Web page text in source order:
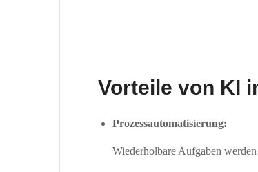
Vorteile von KI
Prozessautomatisierung:
Wiederholbare Aufgaben